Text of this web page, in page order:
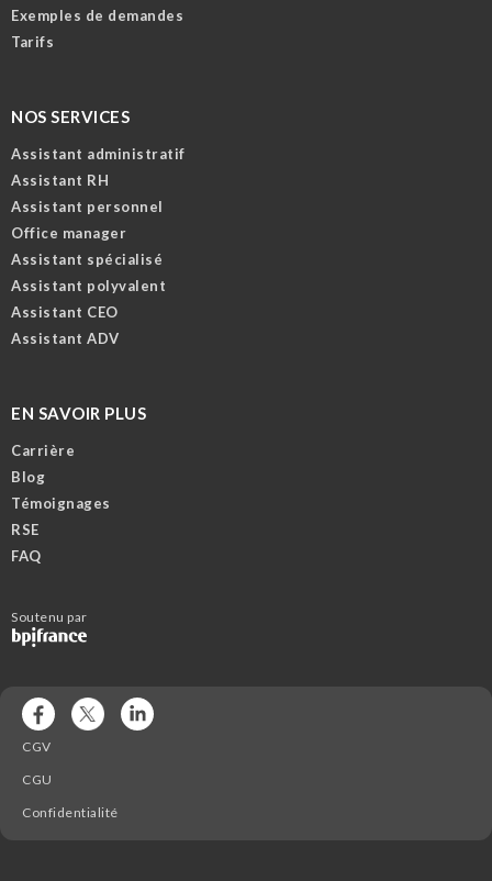
Exemples de demandes
Tarifs
NOS SERVICES
Assistant administratif
Assistant RH
Assistant personnel
Office manager
Assistant spécialisé
Assistant polyvalent
Assistant CEO
Assistant ADV
EN SAVOIR PLUS
Carrière
Blog
Témoignages
RSE
FAQ
Soutenu par
CGV
CGU
Confidentialité